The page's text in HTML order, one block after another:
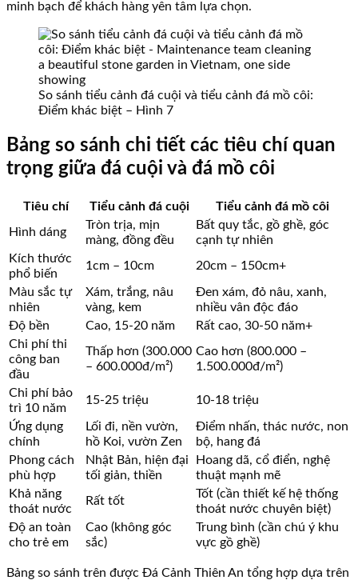
minh bạch để khách hàng yên tâm lựa chọn.
So sánh tiểu cảnh đá cuội và tiểu cảnh đá mồ côi:
Điểm khác biệt – Hình 7
Bảng so sánh chi tiết các tiêu chí quan
trọng giữa đá cuội và đá mồ côi
Tiêu chí Tiểu cảnh đá cuội
Tiểu cảnh đá mồ côi
Hình dáng
Tròn trịa, mịn
màng, đồng đều
Bất quy tắc, gồ ghề, góc
cạnh tự nhiên
Kích thước
phổ biến
1cm – 10cm 20cm – 150cm+
Màu sắc tự
nhiên
Xám, trắng, nâu
vàng, kem
Đen xám, đỏ nâu, xanh,
nhiều vân độc đáo
Độ bền
Cao, 15-20 năm
Rất cao, 30-50 năm+
Chi phí thi
công ban
đầu
Thấp hơn (300.000
– 600.000đ/m²)
Cao hơn (800.000 –
1.500.000đ/m²)
Chi phí bảo
trì 10 năm
15-25 triệu 10-18 triệu
Ứng dụng
chính
Lối đi, nền vườn,
hồ Koi, vườn Zen
Điểm nhấn, thác nước, non
bộ, hang đá
Phong cách
phù hợp
Nhật Bản, hiện đại
tối giản, thiền
Hoang dã, cổ điển, nghệ
thuật mạnh mẽ
Khả năng
thoát nước
Rất tốt
Tốt (cần thiết kế hệ thống
thoát nước chuyên biệt)
Độ an toàn
cho trẻ em
Cao (không góc
sắc)
Trung bình (cần chú ý khu
vực gồ ghề)
Bảng so sánh trên được Đá Cảnh Thiên An tổng hợp dựa trên